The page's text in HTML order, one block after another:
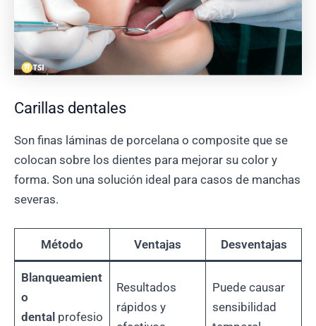
Carillas dentales
Son finas láminas de porcelana o composite que se
colocan sobre los dientes para mejorar su color y
forma. Son una solución ideal para casos de manchas
severas.
Método Ventajas Desventajas
Blanqueamient
o
dentalprofesio
Resultados
rápidos y
Puede causar
sensibilidad